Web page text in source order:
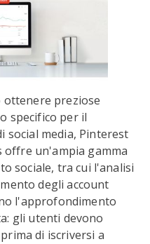
preziose
specifico per il
social media, Pinterest
offre un'ampia gamma
sociale, tra cui l'analisi
degli account
l'approfondimento
gli utenti devono
di iscriversi a